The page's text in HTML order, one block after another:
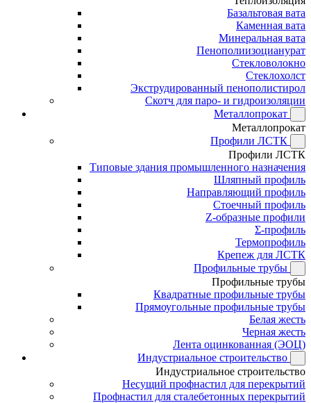
Базальтовая вата
Каменная вата
Минеральная вата
Пенополиизоцианурат
Стекловолокно
Стеклохолст
Экструдированный пенополистирол
Скотч для паро- и гидроизоляции
Металлопрокат
Металлопрокат
Профили ЛСТК
Профили ЛСТК
Типовые здания промышленного назначения
Шляпный профиль
Направляющий профиль
Стоечный профиль
Z-образные профили
Σ-профиль
Термопрофиль
Крепеж для ЛСТК
Профильные трубы
Профильные трубы
Квадратные профильные трубы
Прямоугольные профильные трубы
Белая жесть
Черная жесть
Лента оцинкованная (ЭОЦ)
Индустриальное строительство
Индустриальное строительство
Несущий профнастил для перекрытий
Профнастил для сталебетонных перекрытий